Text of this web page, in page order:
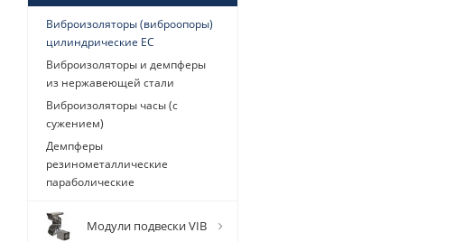
Виброизоляторы (виброопоры)
цилиндрические EC
Виброизоляторы и демпферы
из нержавеющей стали
Виброизоляторы часы (с
сужением)
Демпферы
резинометаллические
параболические
Модули подвески VIB